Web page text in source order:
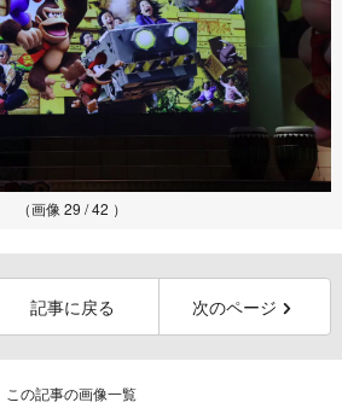
（画像 29 / 42 ）
記事に戻る 次のページ
この記事の画像一覧